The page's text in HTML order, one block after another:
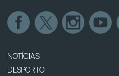
NOTÍCIAS
DESPORTO